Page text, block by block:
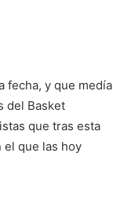
fecha, y que medía
del Basket
que tras esta
el que las hoy